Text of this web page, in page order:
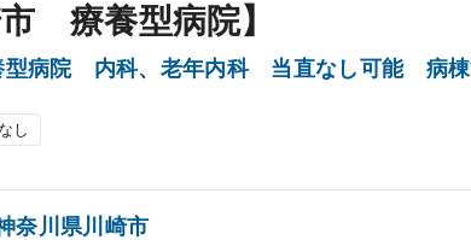
市 療養型病院】
型病院 内科、老年内科 当直なし可能 病
し
奈川県川崎市